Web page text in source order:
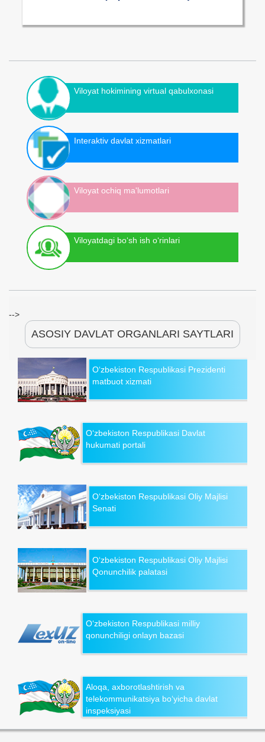
Viloyat hokimining virtual qabulxonasi
Interaktiv davlat xizmatlari
Viloyat ochiq ma'lumotlari
Viloyatdagi bo‘sh ish o‘rinlari
-->
ASOSIY DAVLAT ORGANLARI SAYTLARI
O‘zbekiston Respublikasi Prezidenti
matbuot xizmati
O‘zbekiston Respublikasi Davlat
hukumati portali
O‘zbekiston Respublikasi Oliy Majlisi
Senati
O‘zbekiston Respublikasi Oliy Majlisi
Qonunchilik palatasi
O‘zbekiston Respublikasi milliy
qonunchiligi onlayn bazasi
Aloqa, axborotlashtirish va
telekommunikatsiya bo‘yicha davlat
inspeksiyasi